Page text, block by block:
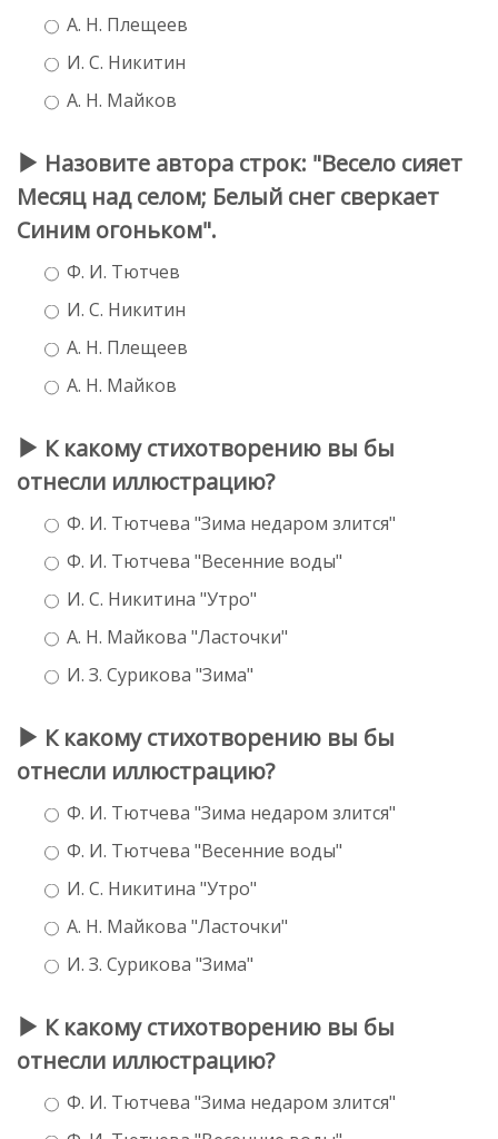
А. Н. Плещеев
И. С. Никитин
А. Н. Майков
Назовите автора строк: "Весело сияет
Месяц над селом; Белый снег сверкает
Синим огоньком".
Ф. И. Тютчев
И. С. Никитин
А. Н. Плещеев
А. Н. Майков
К какому стихотворению вы бы
отнесли иллюстрацию?
Ф. И. Тютчева "Зима недаром злится"
Ф. И. Тютчева "Весенние воды"
И. С. Никитина "Утро"
А. Н. Майкова "Ласточки"
И. З. Сурикова "Зима"
К какому стихотворению вы бы
отнесли иллюстрацию?
Ф. И. Тютчева "Зима недаром злится"
Ф. И. Тютчева "Весенние воды"
И. С. Никитина "Утро"
А. Н. Майкова "Ласточки"
И. З. Сурикова "Зима"
К какому стихотворению вы бы
отнесли иллюстрацию?
Ф. И. Тютчева "Зима недаром злится"